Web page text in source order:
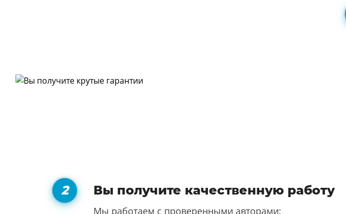
Вы получите качественную работу
Мы работаем с проверенными авторами: